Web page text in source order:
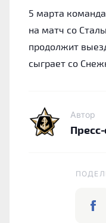
5 марта
на матч со
продолжит
сыграет со
Автор